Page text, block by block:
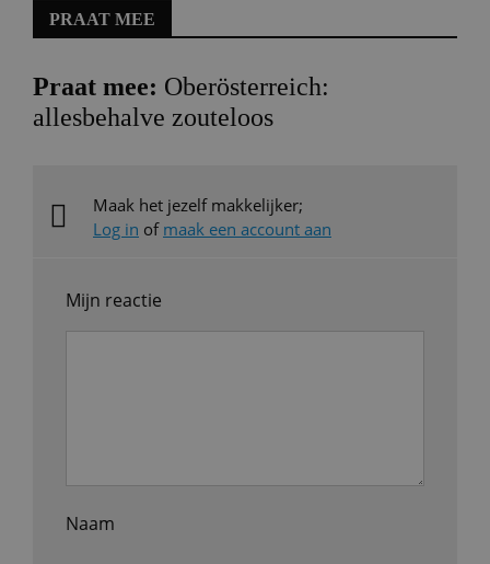
PRAAT MEE
Praat mee: Oberösterreich:
allesbehalve zouteloos
Maak het jezelf makkelijker;
Log in of maak een account aan
Mijn reactie
Naam